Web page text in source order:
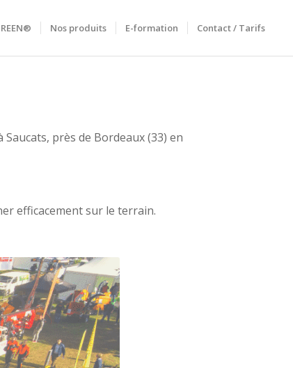
Nos produits E-formation Contact / Tarifs
près de Bordeaux (33) en
efficacement sur le terrain.